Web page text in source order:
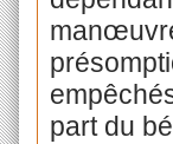
part du